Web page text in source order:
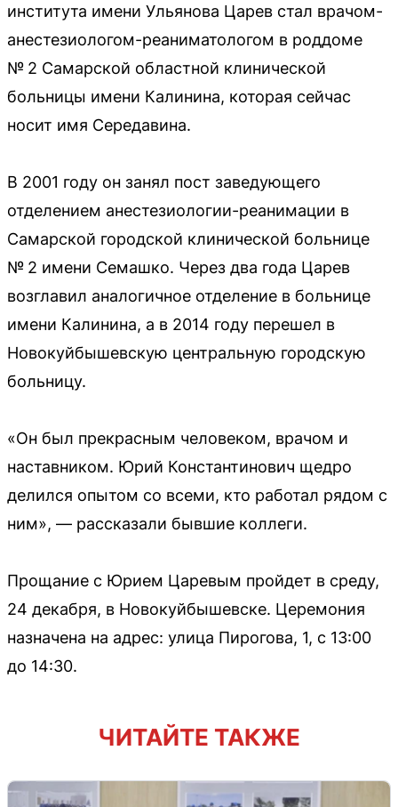
института имени Ульянова Царев стал врачом-
анестезиологом-реаниматологом в роддоме
№ 2 Самарской областной клинической
больницы имени Калинина, которая сейчас
носит имя Середавина.
В 2001 году он занял пост заведующего
отделением анестезиологии-реанимации в
Самарской городской клинической больнице
№ 2 имени Семашко. Через два года Царев
возглавил аналогичное отделение в больнице
имени Калинина, а в 2014 году перешел в
Новокуйбышевскую центральную городскую
больницу.
«Он был прекрасным человеком, врачом и
наставником. Юрий Константинович щедро
делился опытом со всеми, кто работал рядом с
ним», — рассказали бывшие коллеги.
Прощание с Юрием Царевым пройдет в среду,
24 декабря, в Новокуйбышевске. Церемония
назначена на адрес: улица Пирогова, 1, с 13:00
до 14:30.
ЧИТАЙТЕ ТАКЖЕ